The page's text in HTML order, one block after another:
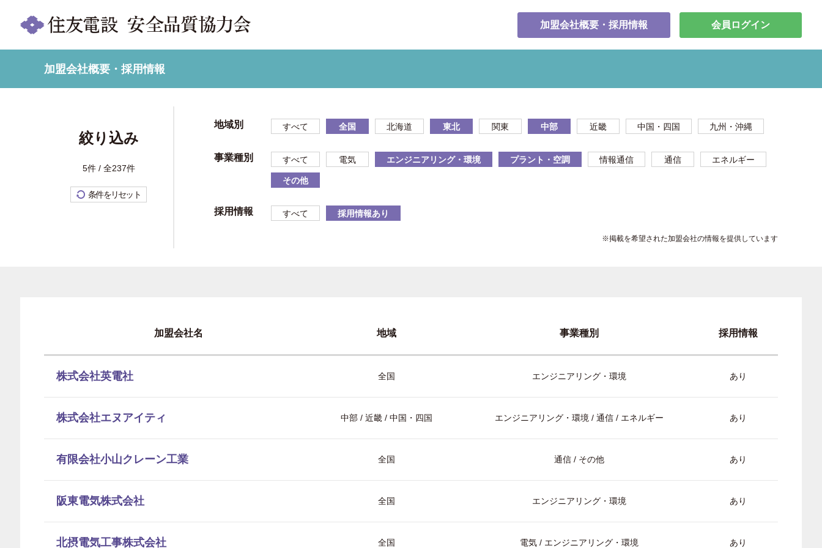
加盟会社概要・採用情報 会員ログイン
加盟会社概要・採用情報
絞り込み
5件 / 全237件
条件をリセット
地域別 すべて 全国 北海道 東北 関東 中部 近畿 中国・四国 九州・沖縄
事業種別 すべて 電気 エンジニアリング・環境 プラント・空調 情報通信 通信 エネルギー
その他
採用情報 すべて 採用情報あり
※掲載を希望された加盟会社の情報を提供しています
加盟会社名 地域 事業種別 採用情報
株式会社英電社 全国 エンジニアリング・環境 あり
株式会社エヌアイティ 中部 / 近畿 / 中国・四国 エンジニアリング・環境 / 通信 / エネルギー あり
有限会社小山クレーン工業 全国 通信 / その他 あり
阪東電気株式会社 全国 エンジニアリング・環境 あり
北摂電気工事株式会社 全国 電気 / エンジニアリング・環境 あり